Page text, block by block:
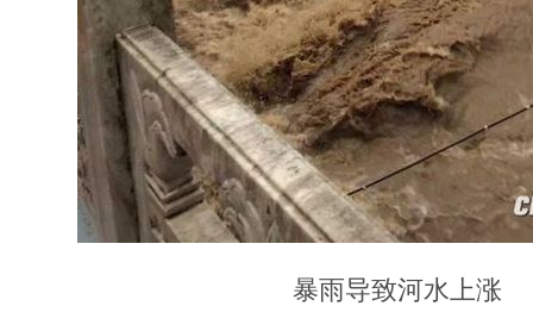
暴雨导致河水上涨